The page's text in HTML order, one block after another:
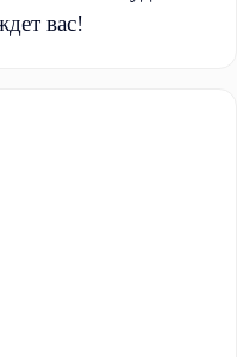
вас!